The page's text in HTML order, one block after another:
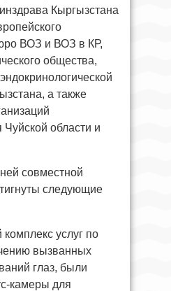
Кыргызстана
ВОЗ и ВОЗ в КР,
общества,
а также
области и
совместной
следующие
услуг по
вызванных
глаз, были
камеры для